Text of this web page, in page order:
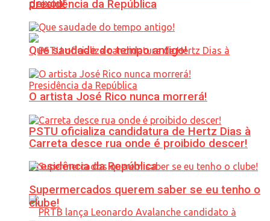
presidência da República
PSTU oficializa candidatura de Hertz Dias à
Presidência da República
deixou!
Que saudade do tempo antigo!
O artista José Rico nunca morrerá!
Carreta desce rua onde é proibido descer!
Supermercados querem saber se eu tenho o
clube!